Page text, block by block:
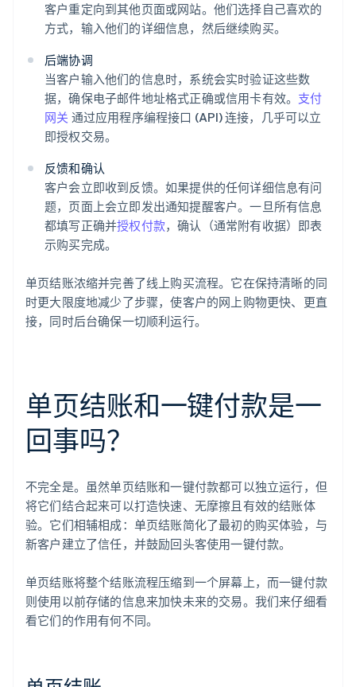
客户重定向到其他页面或网站。他们选择自己喜欢的
方式，输入他们的详细信息，然后继续购买。
后端协调
当客户输入他们的信息时，系统会实时验证这些数
据，确保电子邮件地址格式正确或信用卡有效。 支付
网关 通过应用程序编程接口 (API) 连接，几乎可以立
即授权交易。
反馈和确认
客户会立即收到反馈。如果提供的任何详细信息有问
题，页面上会立即发出通知提醒客户。一旦所有信息
都填写正确并授权付款，确认（通常附有收据）即表
示购买完成。
单页结账浓缩并完善了线上购买流程。它在保持清晰的同
时更大限度地减少了步骤，使客户的网上购物更快、更直
接，同时后台确保一切顺利运行。
单页结账和一键付款是一
回事吗？
不完全是。虽然单页结账和一键付款都可以独立运行，但
将它们结合起来可以打造快速、无摩擦且有效的结账体
验。它们相辅相成：单页结账简化了最初的购买体验，与
新客户建立了信任，并鼓励回头客使用一键付款。
单页结账将整个结账流程压缩到一个屏幕上，而一键付款
则使用以前存储的信息来加快未来的交易。我们来仔细看
看它们的作用有何不同。